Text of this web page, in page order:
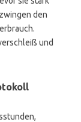
den
und